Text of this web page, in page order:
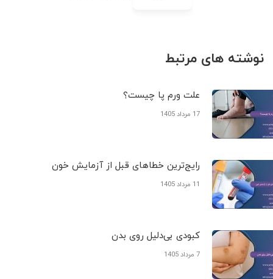
نوشته های مرتبط
علت ورم پا چیست؟
17 مرداد 1405
رایج‌ترین خطاهای قبل از آزمایش خون
11 مرداد 1405
کبودی‌ بی‌دلیل روی بدن
7 مرداد 1405